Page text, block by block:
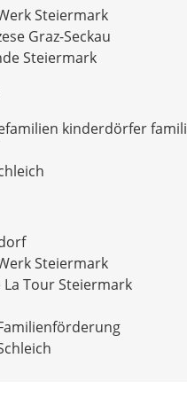
Steiermark
Graz-Seckau
Steiermark
kinderdörfer
Steiermark
La Tour Steiermark